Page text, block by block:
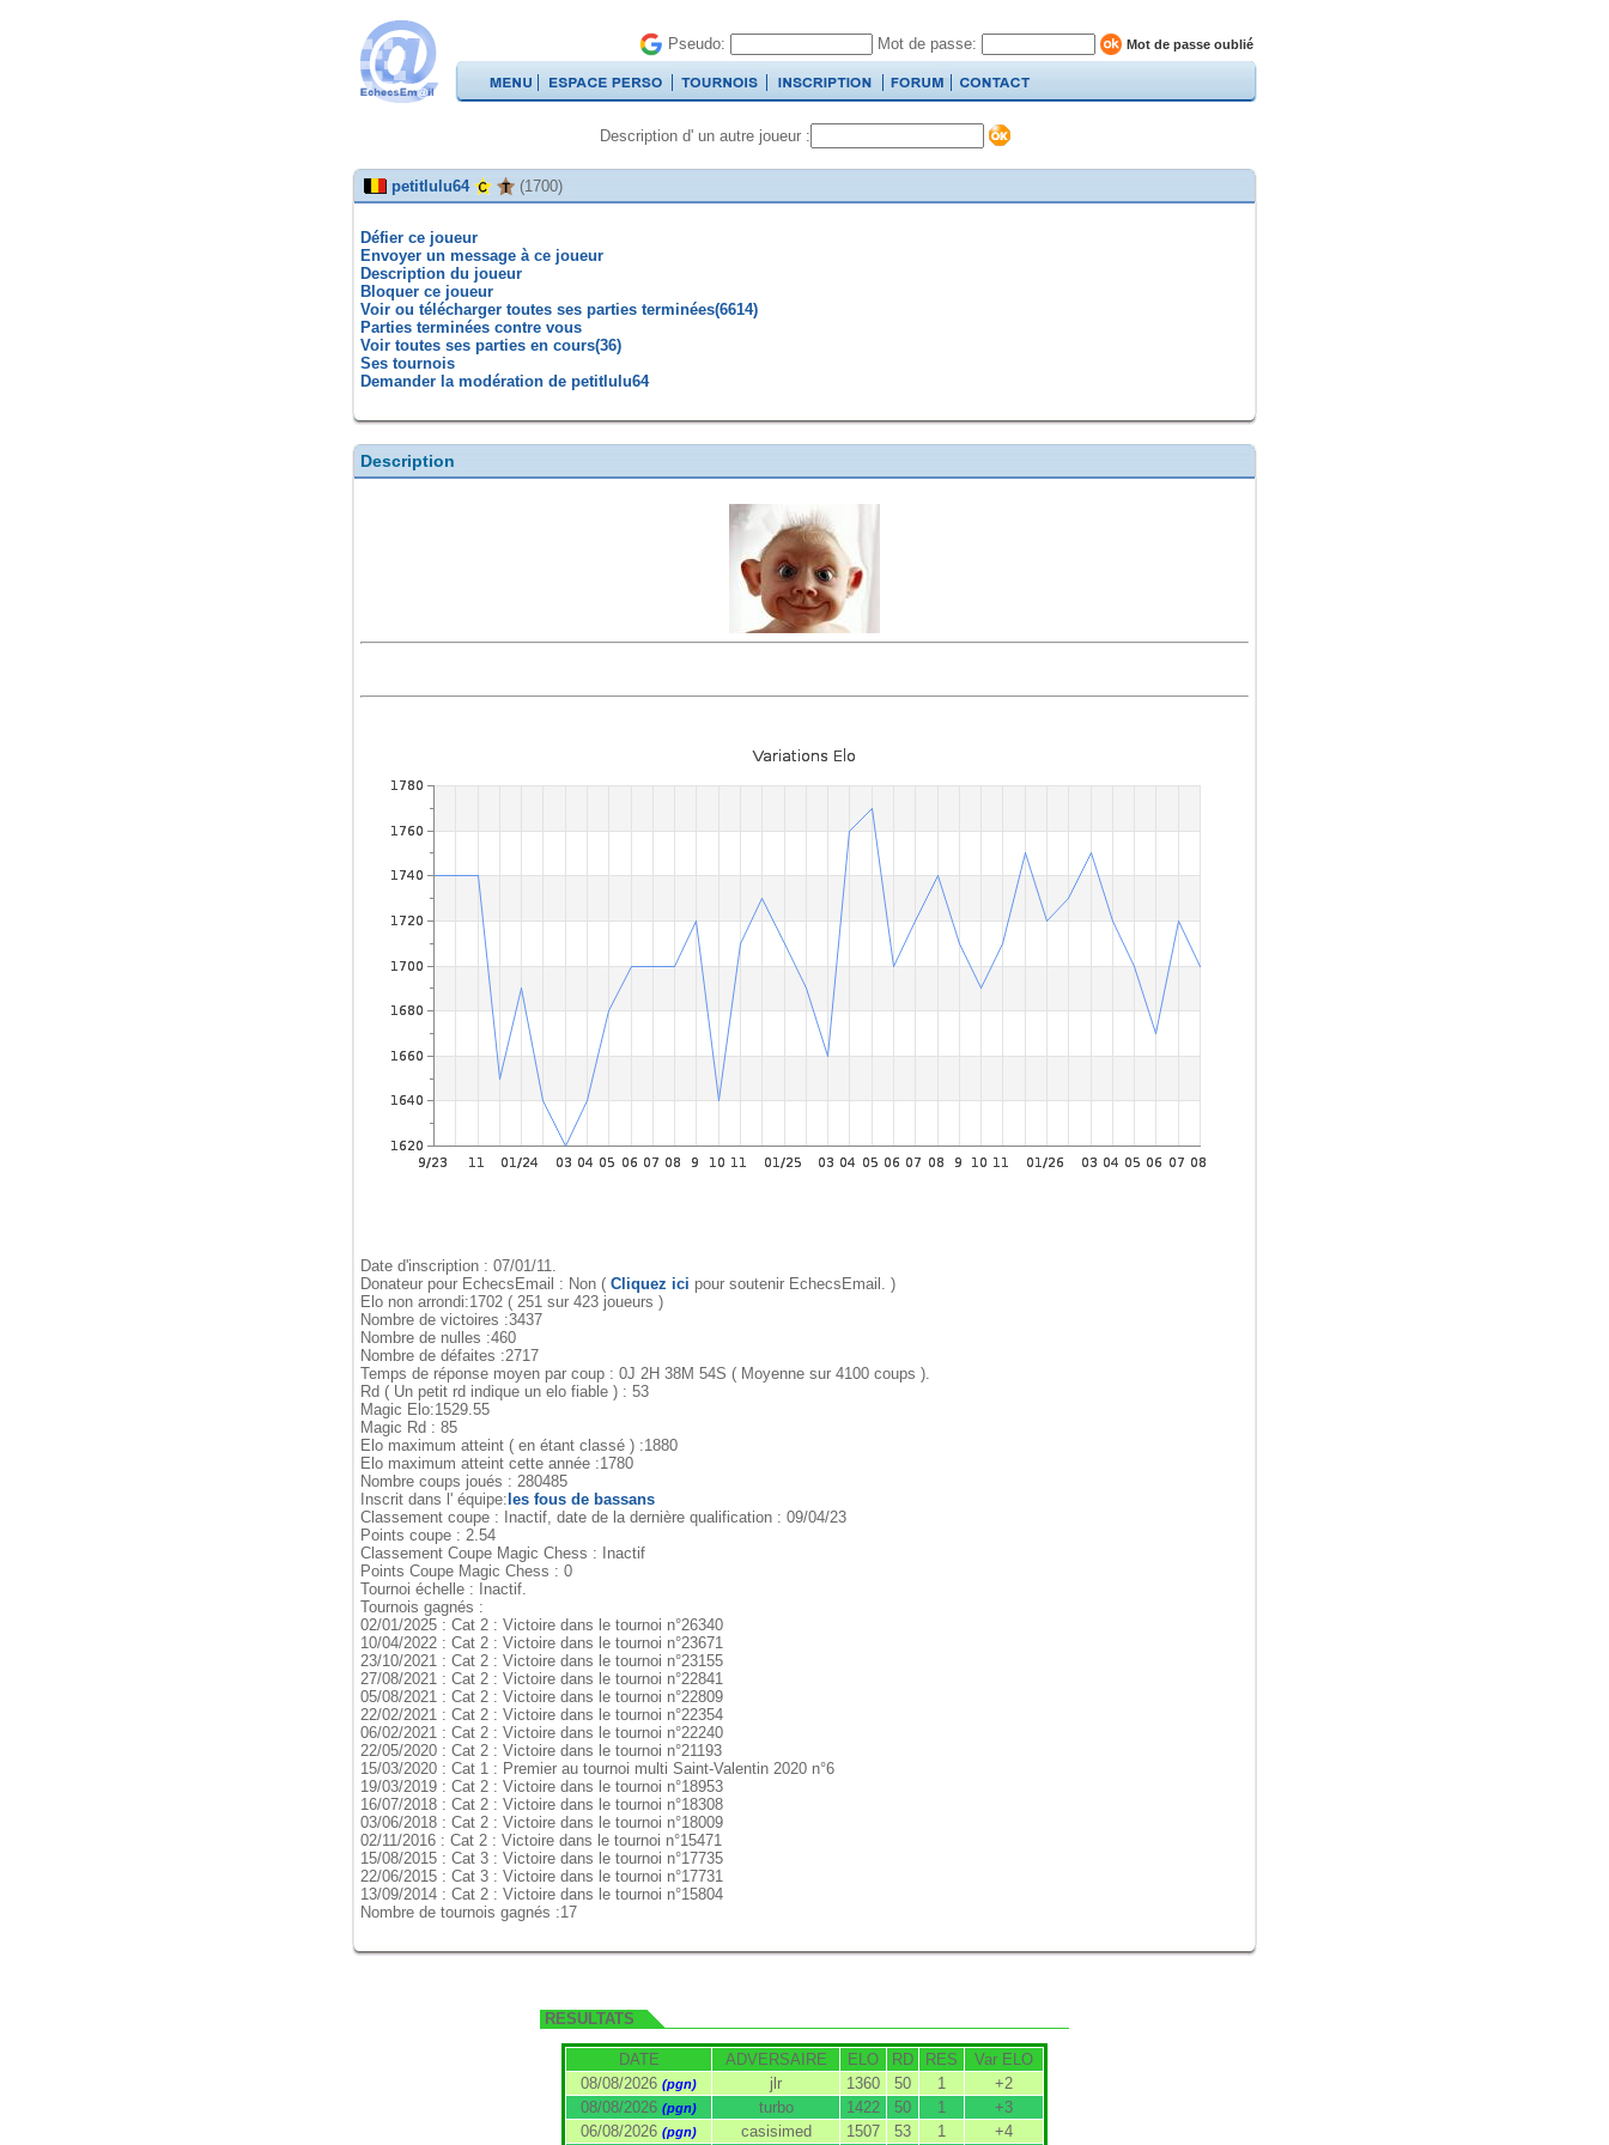
Pseudo: Mot de passe: Mot de passe oublié
Description d' un autre joueur :
petitlulu64 (1700)
Défier ce joueur
Envoyer un message à ce joueur
Description du joueur
Bloquer ce joueur
Voir ou télécharger toutes ses parties terminées(6614)
Parties terminées contre vous
Voir toutes ses parties en cours(36)
Ses tournois
Demander la modération de petitlulu64
Description
Date d'inscription : 07/01/11.
Donateur pour EchecsEmail : Non ( Cliquez ici pour soutenir EchecsEmail. )
Elo non arrondi:1702 ( 251 sur 423 joueurs )
Nombre de victoires :3437
Nombre de nulles :460
Nombre de défaites :2717
Temps de réponse moyen par coup : 0J 2H 38M 54S ( Moyenne sur 4100 coups ).
Rd ( Un petit rd indique un elo fiable ) : 53
Magic Elo:1529.55
Magic Rd : 85
Elo maximum atteint ( en étant classé ) :1880
Elo maximum atteint cette année :1780
Nombre coups joués : 280485
Inscrit dans l' équipe: les fous de bassans
Classement coupe : Inactif, date de la dernière qualification : 09/04/23
Points coupe : 2.54
Classement Coupe Magic Chess : Inactif
Points Coupe Magic Chess : 0
Tournoi échelle : Inactif.
Tournois gagnés :
02/01/2025 : Cat 2 : Victoire dans le tournoi n°26340
10/04/2022 : Cat 2 : Victoire dans le tournoi n°23671
23/10/2021 : Cat 2 : Victoire dans le tournoi n°23155
27/08/2021 : Cat 2 : Victoire dans le tournoi n°22841
05/08/2021 : Cat 2 : Victoire dans le tournoi n°22809
22/02/2021 : Cat 2 : Victoire dans le tournoi n°22354
06/02/2021 : Cat 2 : Victoire dans le tournoi n°22240
22/05/2020 : Cat 2 : Victoire dans le tournoi n°21193
15/03/2020 : Cat 1 : Premier au tournoi multi Saint-Valentin 2020 n°6
19/03/2019 : Cat 2 : Victoire dans le tournoi n°18953
16/07/2018 : Cat 2 : Victoire dans le tournoi n°18308
03/06/2018 : Cat 2 : Victoire dans le tournoi n°18009
02/11/2016 : Cat 2 : Victoire dans le tournoi n°15471
15/08/2015 : Cat 3 : Victoire dans le tournoi n°17735
22/06/2015 : Cat 3 : Victoire dans le tournoi n°17731
13/09/2014 : Cat 2 : Victoire dans le tournoi n°15804
Nombre de tournois gagnés :17
RESULTATS
DATE ADVERSAIRE ELO RD RES
Var ELO
08/08/2026 (pgn) jlr 1360 50 1
+2
08/08/2026 (pgn) turbo 1422 50 1
+3
06/08/2026 (pgn) casisimed 1507 53 1 +4